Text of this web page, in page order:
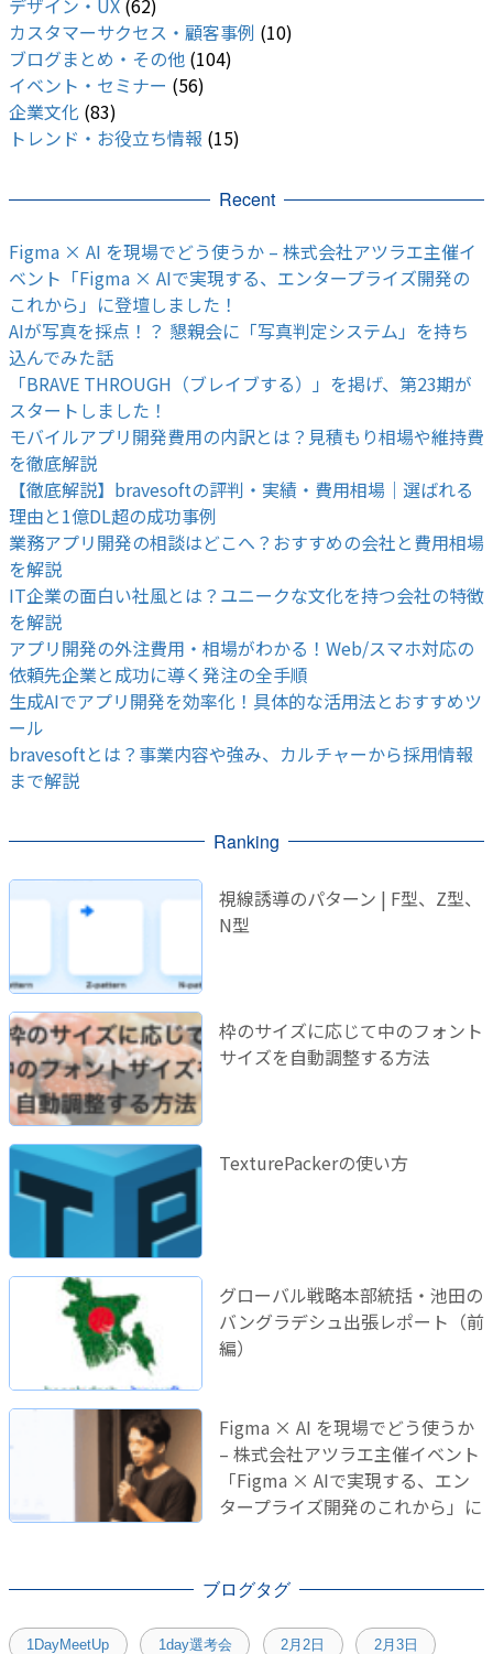
デザイン・UX (62)
カスタマーサクセス・顧客事例 (10)
ブログまとめ・その他 (104)
イベント・セミナー (56)
企業文化 (83)
トレンド・お役立ち情報 (15)
Recent
Figma × AI を現場でどう使うか – 株式会社アツラエ主催イ
ベント「Figma × AIで実現する、エンタープライズ開発の
これから」に登壇しました！
AIが写真を採点！？ 懇親会に「写真判定システム」を持ち
込んでみた話
「BRAVE THROUGH（ブレイブする）」を掲げ、第23期が
スタートしました！
モバイルアプリ開発費用の内訳とは？見積もり相場や維持費
を徹底解説
【徹底解説】bravesoftの評判・実績・費用相場｜選ばれる
理由と1億DL超の成功事例
業務アプリ開発の相談はどこへ？おすすめの会社と費用相場
を解説
IT企業の面白い社風とは？ユニークな文化を持つ会社の特徴
を解説
アプリ開発の外注費用・相場がわかる！Web/スマホ対応の
依頼先企業と成功に導く発注の全手順
生成AIでアプリ開発を効率化！具体的な活用法とおすすめツ
ール
bravesoftとは？事業内容や強み、カルチャーから採用情報
まで解説
Ranking
視線誘導のパターン | F型、Z型、
N型
枠のサイズに応じて中のフォント
サイズを自動調整する方法
TexturePackerの使い方
グローバル戦略本部統括・池田の
バングラデシュ出張レポート（前
編）
Figma × AI を現場でどう使うか
– 株式会社アツラエ主催イベント
「Figma × AIで実現する、エン
タープライズ開発のこれから」に
ブログタグ
1DayMeetUp 1day選考会 2月2日 2月3日